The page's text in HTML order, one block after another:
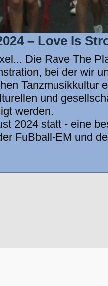
– Love Is
Die Rave The
bei der wir
Tanzmusikkultur
und
werden.
2024 statt - eine
FuBball-EM und